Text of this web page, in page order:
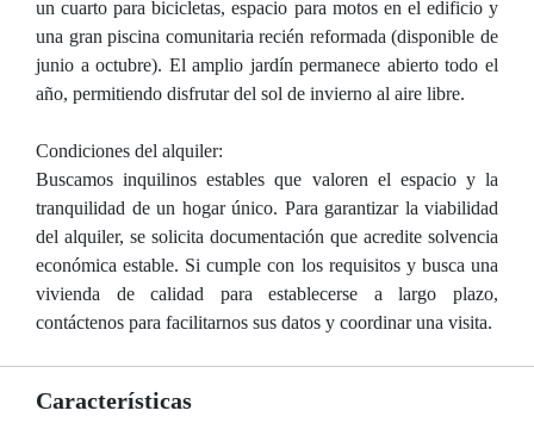
un cuarto para bicicletas, espacio para motos en el edificio y
una gran piscina comunitaria recién reformada (disponible de
junio a octubre). El amplio jardín permanece abierto todo el
año, permitiendo disfrutar del sol de invierno al aire libre.
Condiciones del alquiler:
Buscamos inquilinos estables que valoren el espacio y la
tranquilidad de un hogar único. Para garantizar la viabilidad
del alquiler, se solicita documentación que acredite solvencia
económica estable. Si cumple con los requisitos y busca una
vivienda de calidad para establecerse a largo plazo,
contáctenos para facilitarnos sus datos y coordinar una visita.
Características